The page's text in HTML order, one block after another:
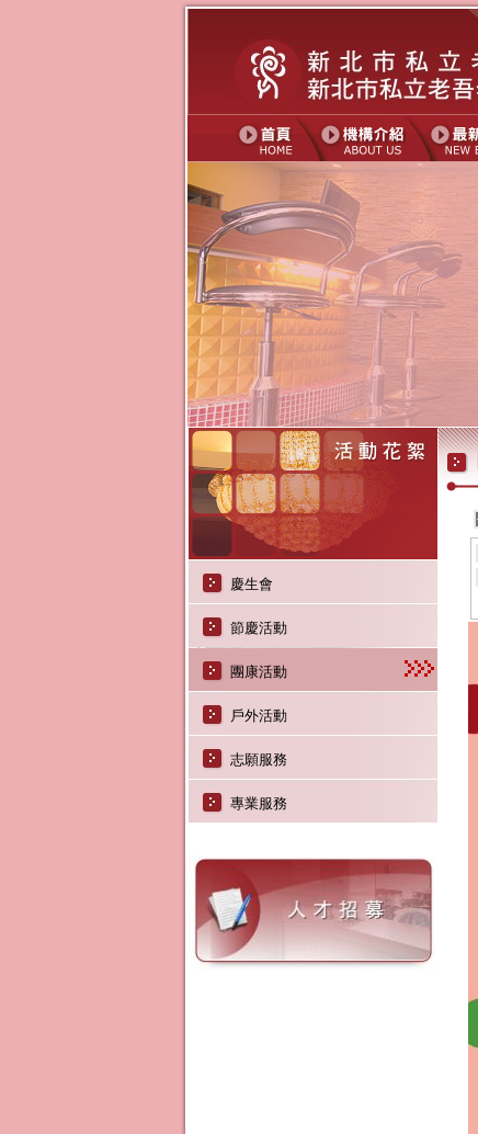
慶生會
節慶活動
團康活動
戶外活動
志願服務
專業服務